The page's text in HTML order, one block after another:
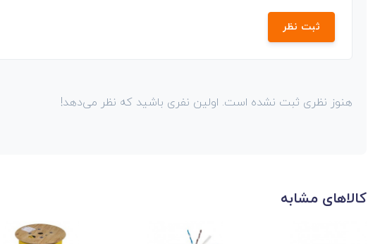
ثبت نظر
هنوز نظری ثبت نشده است. اولین نفری باشید که نظر می‌دهد!
کالاهای مشابه